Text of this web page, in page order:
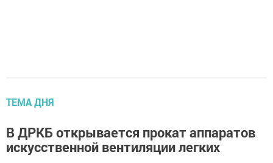
ТЕМА ДНЯ
В ДРКБ открывается прокат аппаратов
искусственной вентиляции легких